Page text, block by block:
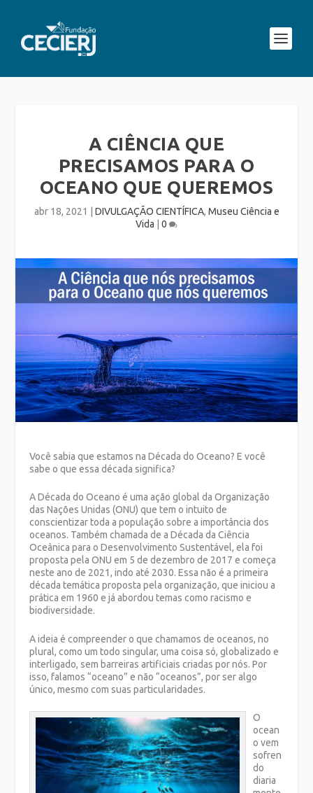
A CIÊNCIA QUE
PRECISAMOS PARA O
OCEANO QUE QUEREMOS
abr 18, 2021 DIVULGAÇÃO CIENTÍFICA, Museu Ciência e
Vida
0
Você sabia que estamos na Década do Oceano?E você
sabe o que essa década significa?
A Década do Oceano é uma ação global da Organização
das Nações Unidas (ONU) que tem o intuito de
conscientizar toda a população sobre a importância dos
oceanos. Também chamada de a Década da Ciência
Oceânica para o Desenvolvimento Sustentável, ela foi
proposta pela ONU em 5 de dezembro de 2017 e começa
neste ano de 2021, indo até 2030. Essa não é a primeira
década temática proposta pela organização, que iniciou a
prática em 1960 e já abordou temas como racismo e
biodiversidade.
A ideia é compreender o que chamamos de oceanos, no
plural, como um todo singular, uma coisa só, globalizado e
interligado, sem barreiras artificiais criadas por nós. Por
isso, falamos “oceano” e não “oceanos”, por ser algo
único, mesmo com suas particularidades.
O
ocean
o vem
sofren
do
diaria